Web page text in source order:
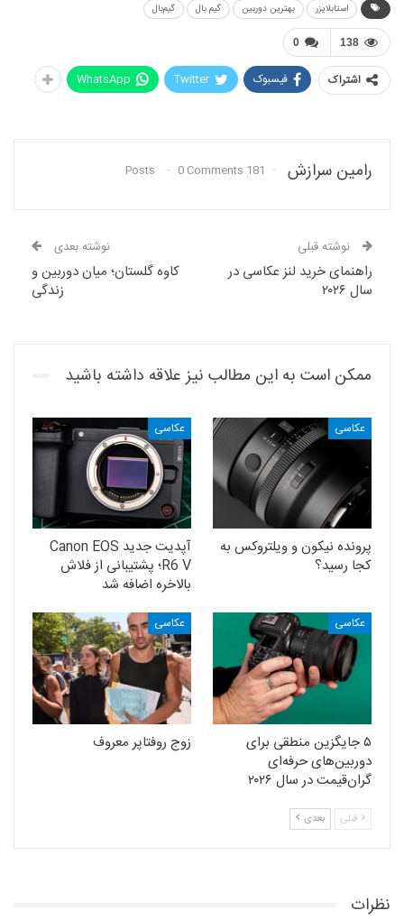
استابلایزر بهترین دوربین گیم بال گیم‌بال
0 138
اشتراک فیسبوک Twitter
WhatsApp
رامین سرازش 181 Posts
0 Comments
نوشته قبلی
راهنمای خرید لنز عکاسی در
سال ۲۰۲۶
نوشته بعدی
کاوه گلستان؛ میان دوربین و
زندگی
ممکن است به این مطالب نیز علاقه داشته باشید
عکاسی
پرونده نیکون و ویلتروکس به
کجا رسید؟
عکاسی
آپدیت جدید Canon EOS
R6 V؛ پشتیبانی از فلاش
بالاخره اضافه شد
عکاسی
۵ جایگزین منطقی برای
دوربین‌های حرفه‌ای
گران‌قیمت در سال ۲۰۲۶
عکاسی
زوج روفتاپر معروف
قبلی بعدی
نظرات